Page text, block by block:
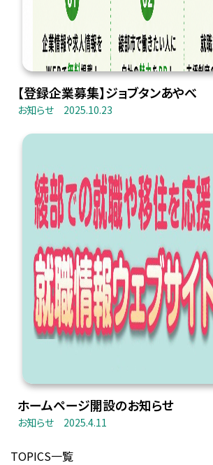
【登録企業募集】ジョブタンあやべ
お知らせ 2025.10.23
ホームページ開設のお知らせ
お知らせ 2025.4.11
TOPICS一覧